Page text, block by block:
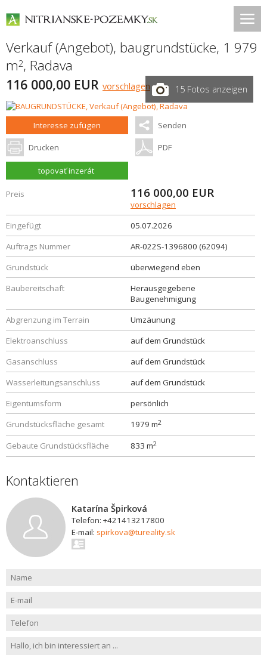
Verkauf (Angebot), baugrundstücke, 1 979
m2, Radava
116 000,00 EUR vorschlagen 15 Fotos anzeigen
Interesse zufügen Senden
Drucken PDF
topovať inzerát
Preis 116 000,00 EUR
vorschlagen
Eingefügt
05.07.2026
Auftrags Nummer
AR-022S-1396800 (62094)
Grundstück
überwiegend eben
Baubereitschaft
Herausgegebene
Baugenehmigung
Abgrenzung im Terrain
Umzäunung
Elektroanschluss
auf dem Grundstück
Gasanschluss
auf dem Grundstück
Wasserleitungsanschluss
auf dem Grundstück
Eigentumsform
persönlich
Grundstücksfläche gesamt
1979 m2
Gebaute Grundstücksfläche 833 m2
Kontaktieren
Katarína Špirková
Telefon: +421413217800
E-mail: spirkova@tureality.sk